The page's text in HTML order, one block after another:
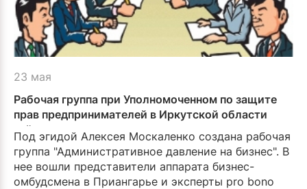
23 мая
Рабочая группа при Уполномоченном по защите
прав предпринимателей в Иркутской области
займется снижением административного
давления на бизнес
Под эгидой Алексея Москаленко создана рабочая
группа "Административное давление на бизнес". В
нее вошли представители аппарата бизнес-
омбудсмена в Приангарье и эксперты pro bono